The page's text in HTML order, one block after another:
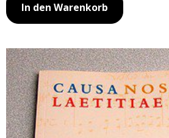
In den Warenkorb